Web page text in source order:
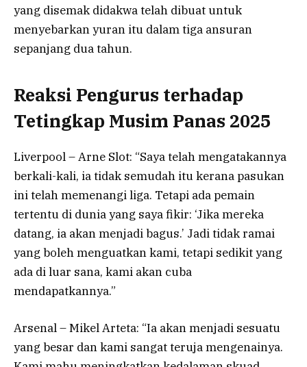
yang disemak didakwa telah dibuat untuk
menyebarkan yuran itu dalam tiga ansuran
sepanjang dua tahun.
Reaksi Pengurus terhadap
Tetingkap Musim Panas 2025
Liverpool – Arne Slot: “Saya telah mengatakannya
berkali-kali, ia tidak semudah itu kerana pasukan
ini telah memenangi liga. Tetapi ada pemain
tertentu di dunia yang saya fikir: ‘Jika mereka
datang, ia akan menjadi bagus.’ Jadi tidak ramai
yang boleh menguatkan kami, tetapi sedikit yang
ada di luar sana, kami akan cuba
mendapatkannya.”
Arsenal – Mikel Arteta: “Ia akan menjadi sesuatu
yang besar dan kami sangat teruja mengenainya.